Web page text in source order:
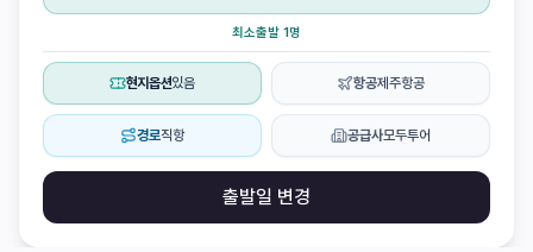
최소출발 1명
현지옵션있음 항공제주항공
경로직항 공급사모두투어
출발일 변경